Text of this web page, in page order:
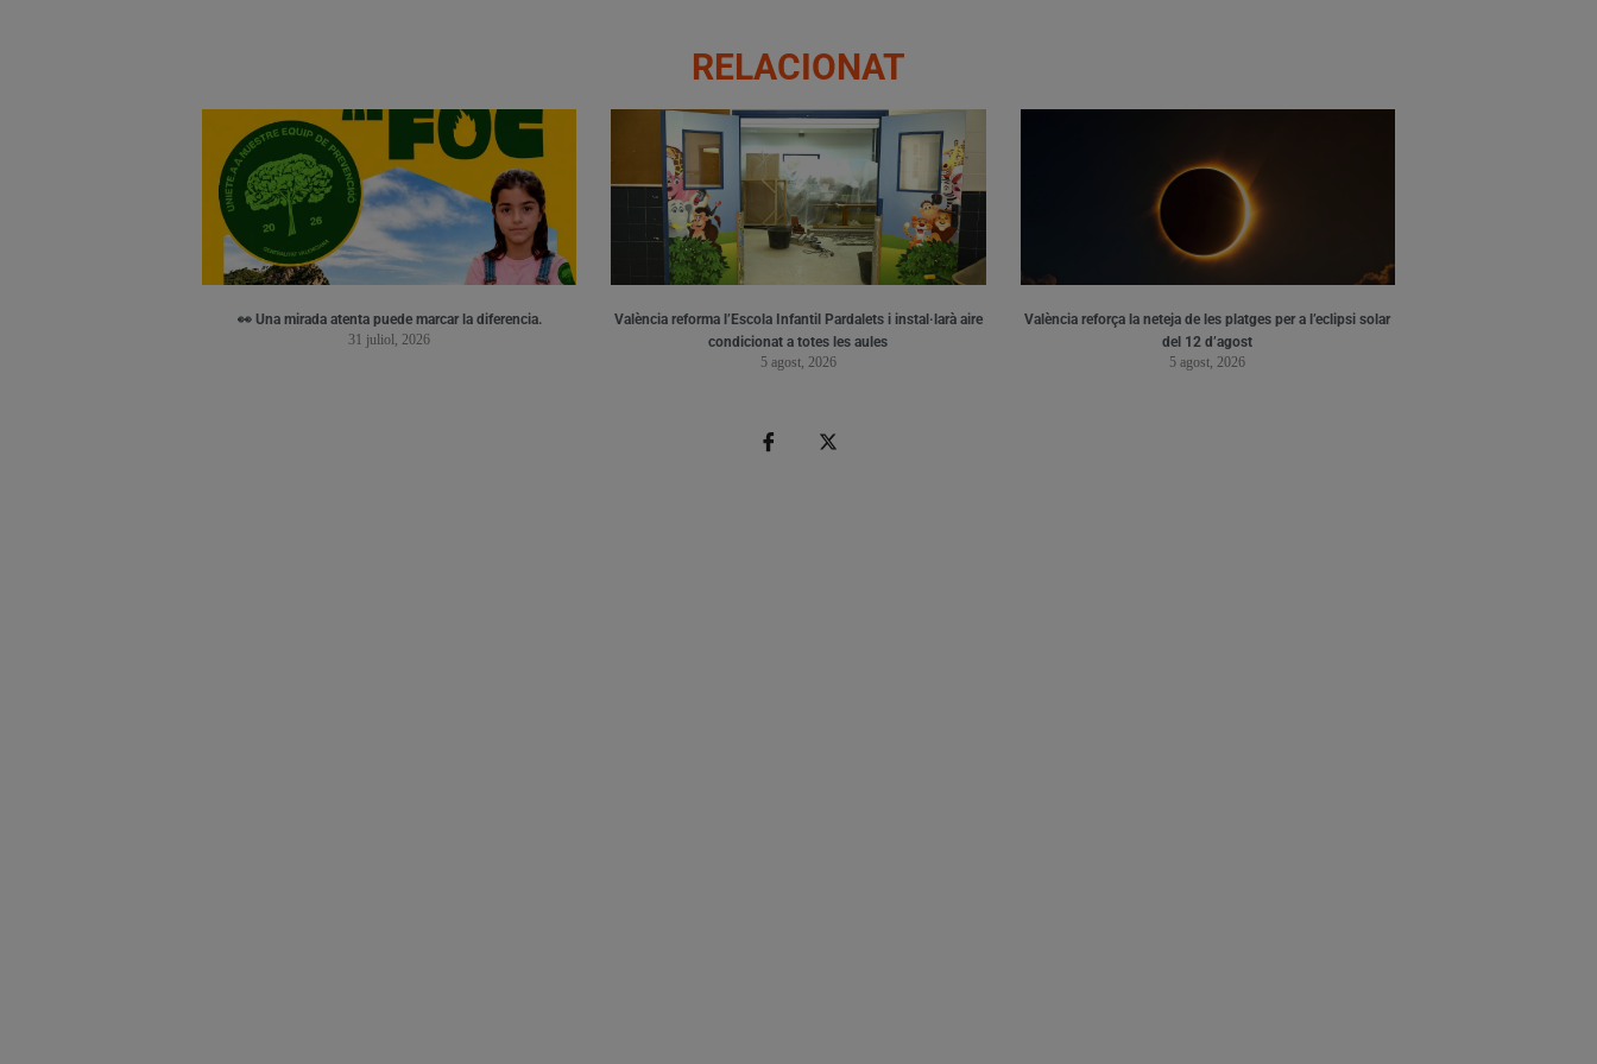
RELACIONAT
👀 Una mirada atenta puede marcar la diferencia.
31 juliol, 2026
València reforma l’Escola Infantil Pardalets i instal·larà aire
condicionat a totes les aules
5 agost, 2026
València reforça la neteja de les platges per a l’eclipsi solar
del 12 d’agost
5 agost, 2026